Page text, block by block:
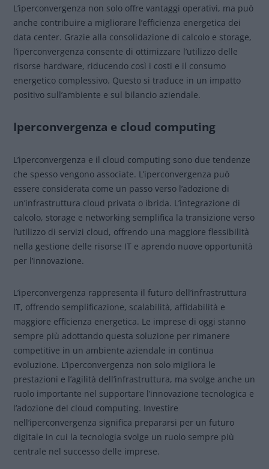
L’iperconvergenza non solo offre vantaggi operativi, ma può
anche contribuire a migliorare l’efficienza energetica dei
data center. Grazie alla consolidazione di calcolo e storage,
l’iperconvergenza consente di ottimizzare l’utilizzo delle
risorse hardware, riducendo così i costi e il consumo
energetico complessivo. Questo si traduce in un impatto
positivo sull’ambiente e sul bilancio aziendale.
Iperconvergenza e cloud computing
L’iperconvergenza e il cloud computing sono due tendenze
che spesso vengono associate. L’iperconvergenza può
essere considerata come un passo verso l’adozione di
un’infrastruttura cloud privata o ibrida. L’integrazione di
calcolo, storage e networking semplifica la transizione verso
l’utilizzo di servizi cloud, offrendo una maggiore flessibilità
nella gestione delle risorse IT e aprendo nuove opportunità
per l’innovazione.
L’iperconvergenza rappresenta il futuro dell’infrastruttura
IT, offrendo semplificazione, scalabilità, affidabilità e
maggiore efficienza energetica. Le imprese di oggi stanno
sempre più adottando questa soluzione per rimanere
competitive in un ambiente aziendale in continua
evoluzione. L’iperconvergenza non solo migliora le
prestazioni e l’agilità dell’infrastruttura, ma svolge anche un
ruolo importante nel supportare l’innovazione tecnologica e
l’adozione del cloud computing. Investire
nell’iperconvergenza significa prepararsi per un futuro
digitale in cui la tecnologia svolge un ruolo sempre più
centrale nel successo delle imprese.